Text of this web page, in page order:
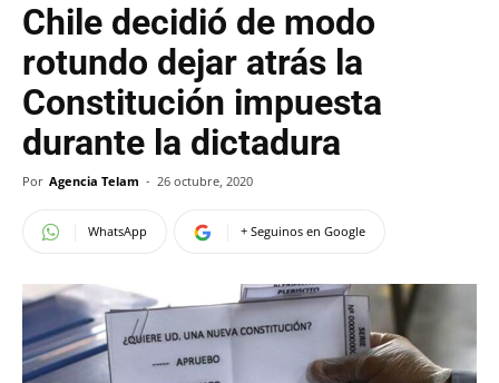
Chile decidió de modo
rotundo dejar atrás la
Constitución impuesta
durante la dictadura
Por Agencia Telam - 26 octubre, 2020
WhatsApp + Seguinos en Google